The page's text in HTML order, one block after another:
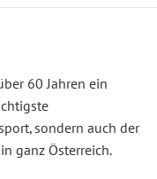
60 Jahren ein
sondern auch der
ganz Österreich.